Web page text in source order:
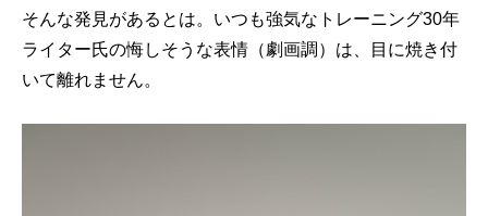
そんな発見があるとは。いつも強気なトレーニング30年
ライター氏の悔しそうな表情（劇画調）は、目に焼き付
いて離れません。